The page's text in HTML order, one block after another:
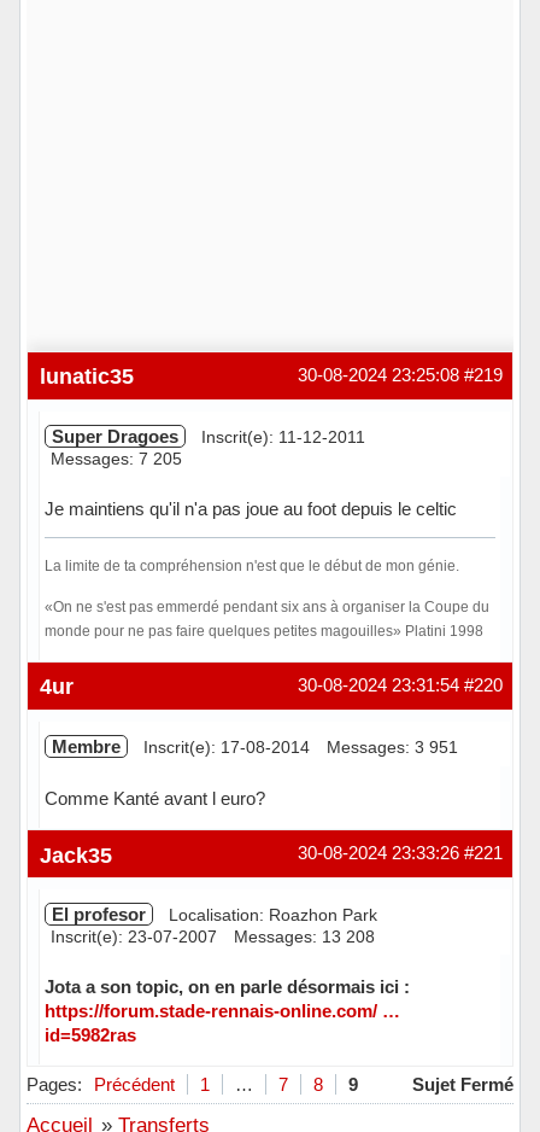
#219
30-08-2024 23:25:08
lunatic35
Super Dragoes
Inscrit(e): 11-12-2011
Messages: 7 205
Je maintiens qu'il n'a pas joue au foot depuis le celtic
La limite de ta compréhension n'est que le début de mon génie.
«On ne s'est pas emmerdé pendant six ans à organiser la Coupe du
monde pour ne pas faire quelques petites magouilles» Platini 1998
Hors ligne #220
30-08-2024 23:31:54
4ur
Membre Inscrit(e): 17-08-2014 Messages: 3 951
Comme Kanté avant l euro?
Hors ligne #221
30-08-2024 23:33:26
Jack35
El profesor
Localisation: Roazhon Park
Inscrit(e): 23-07-2007
Messages: 13 208
Jota a son topic, on en parle désormais ici :
https://forum.stade-rennais-online.com/ …
id=5982ras
Hors ligne
Pages: Précédent 1 … 7 8 9 Sujet Fermé
Accueil » Transferts